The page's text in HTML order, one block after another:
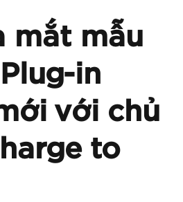
mắt mẫu
in
với chủ
to